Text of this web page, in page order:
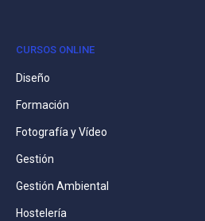
CURSOS ONLINE
Diseño
Formación
Fotografía y Vídeo
Gestión
Gestión Ambiental
Hostelería